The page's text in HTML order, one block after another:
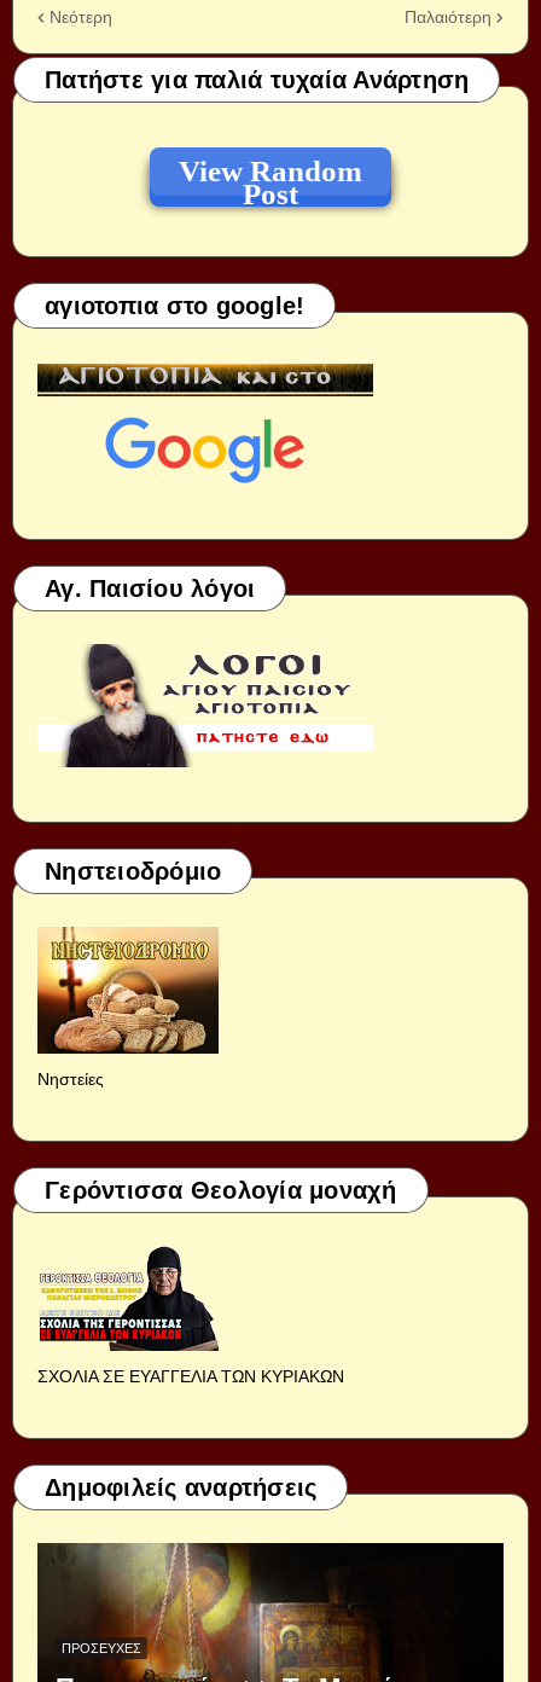
Νεότερη Παλαιότερη
Πατήστε για παλιά τυχαία Ανάρτηση
View Random
Post
αγιοτοπια στο google!
Αγ. Παισίου λόγοι
Νηστειοδρόμιο
Νηστείες
Γερόντισσα Θεολογία μοναχή
ΣΧΟΛΙΑ ΣΕ ΕΥΑΓΓΕΛΙΑ ΤΩΝ ΚΥΡΙΑΚΩΝ
Δημοφιλείς αναρτήσεις
ΠΡΟΣΕΥΧΈΣ